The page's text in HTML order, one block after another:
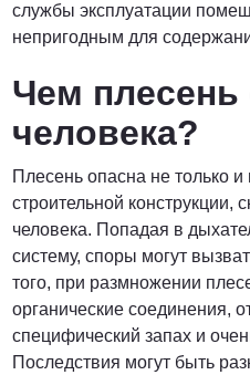
службы эксплуатации
непригодным для
Чем плесень
человека?
Плесень опасна не только и
строительной конструкции,
человека. Попадая в
систему, споры могут
того, при размножении
органические соединения,
специфический запах и
Последствия могут быть